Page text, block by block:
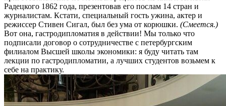
Радецкого 1862 года, презентовав его послам 14 стран и
журналистам. Кстати, специальный гость ужина, актер и
режиссер Стивен Сигал, был без ума от корюшки. (Смеется.)
Вот она, гастродипломатия в действии! Мы только что
подписали договор о сотрудничестве с петербургским
филиалом Высшей школы экономики: я буду читать там
лекции по гастродипломатии, а лучших студентов возьмем к
себе на практику.